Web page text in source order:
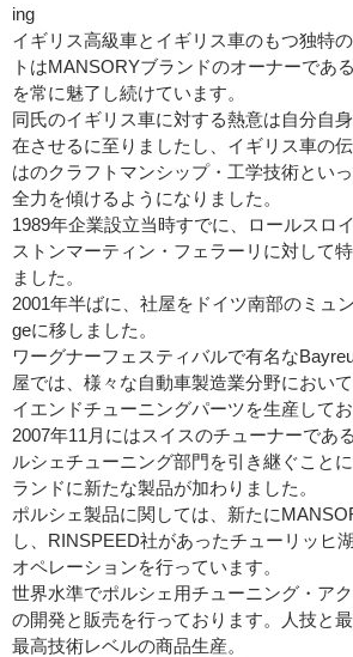
ing
イギリス高級車とイギリス車のもつ独特
トはMANSORYブランドのオーナーであ
を常に魅了し続けています。
同氏のイギリス車に対する熱意は自分自
在させるに至りましたし、イギリス車の
はのクラフトマンシップ・工学技術とい
全力を傾けるようになりました。
1989年企業設立当時すでに、ロールスロ
ストンマーティン・フェラーリに対して
ました。
2001年半ばに、社屋をドイツ南部のミュ
geに移しました。
ワーグナーフェスティバルで有名な
屋では、様々な自動車製造業分野におい
イエンドチューニングパーツを生産してお
2007年11月にはスイスのチューナーであ
ルシェチューニング部門を引き継ぐこと
ランドに新たな製品が加わりました。
ポルシェ製品に関しては、新たに
し、RINSPEED社があったチューリッヒ
オペレーションを行っています。
世界水準でポルシェ用チューニング・ア
の開発と販売を行っております。人技と
最高技術レベルの商品生産。